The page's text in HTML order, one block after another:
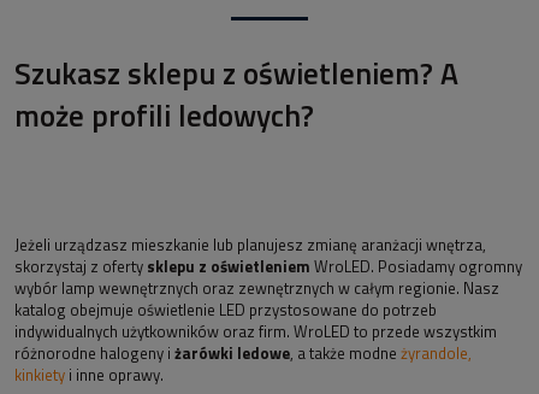
Szukasz sklepu z oświetleniem? A
może profili ledowych?
Jeżeli urządzasz mieszkanie lub planujesz zmianę aranżacji wnętrza,
skorzystaj z oferty sklepu z oświetleniem WroLED. Posiadamy ogromny
wybór lamp wewnętrznych oraz zewnętrznych w całym regionie. Nasz
katalog obejmuje oświetlenie LED przystosowane do potrzeb
indywidualnych użytkowników oraz firm. WroLED to przede wszystkim
różnorodne halogeny i żarówki ledowe, a także modne żyrandole,
kinkiety i inne oprawy.